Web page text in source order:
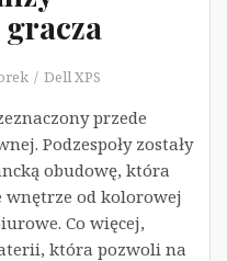
Dell XPS
przede
Podzespoły zostały
obudowę, która
wnętrze od kolorowej
Co więcej,
która pozwoli na